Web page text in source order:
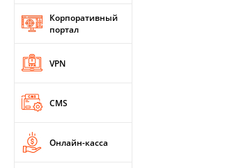
Корпоративный
портал
VPN
CMS
Онлайн-касса